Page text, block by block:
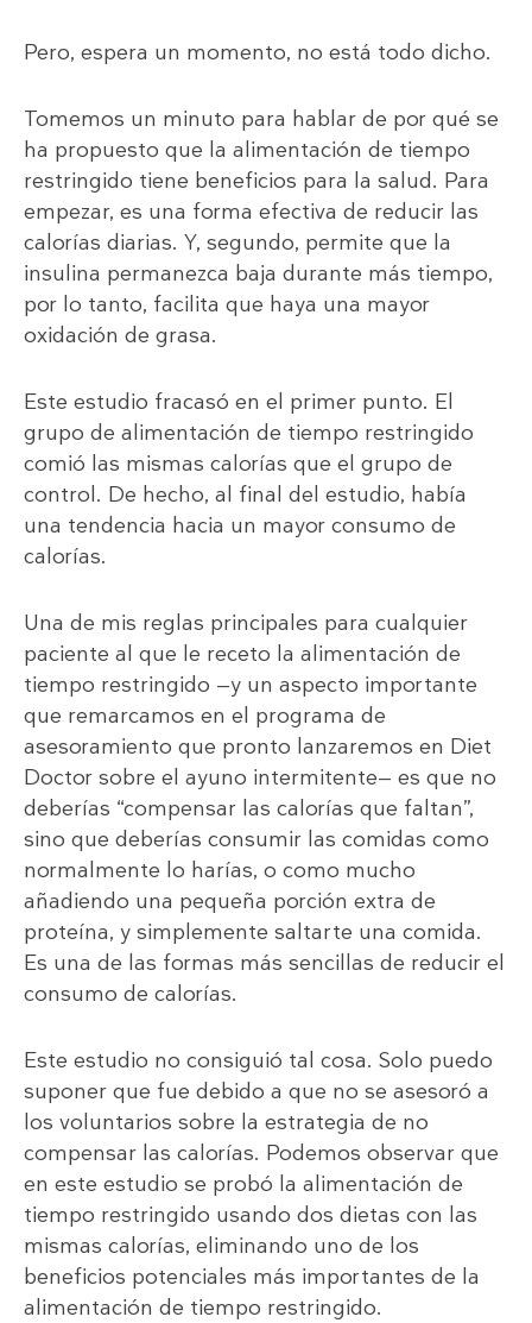
Pero, espera un momento, no está todo dicho.
Tomemos un minuto para hablar de por qué se
ha propuesto que la alimentación de tiempo
restringido tiene beneficios para la salud. Para
empezar, es una forma efectiva de reducir las
calorías diarias. Y, segundo, permite que la
insulina permanezca baja durante más tiempo,
por lo tanto, facilita que haya una mayor
oxidación de grasa.
Este estudio fracasó en el primer punto. El
grupo de alimentación de tiempo restringido
comió las mismas calorías que el grupo de
control. De hecho, al final del estudio, había
una tendencia hacia un mayor consumo de
calorías.
Una de mis reglas principales para cualquier
paciente al que le receto la alimentación de
tiempo restringido —y un aspecto importante
que remarcamos en el programa de
asesoramiento que pronto lanzaremos en Diet
Doctor sobre el ayuno intermitente— es que no
deberías “compensar las calorías que faltan”,
sino que deberías consumir las comidas como
normalmente lo harías, o como mucho
añadiendo una pequeña porción extra de
proteína, y simplemente saltarte una comida.
Es una de las formas más sencillas de reducir el
consumo de calorías.
Este estudio no consiguió tal cosa. Solo puedo
suponer que fue debido a que no se asesoró a
los voluntarios sobre la estrategia de no
compensar las calorías. Podemos observar que
en este estudio se probó la alimentación de
tiempo restringido usando dos dietas con las
mismas calorías, eliminando uno de los
beneficios potenciales más importantes de la
alimentación de tiempo restringido.